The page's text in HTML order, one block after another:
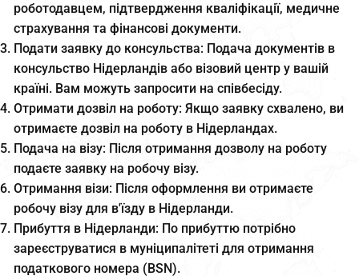
роботодавцем, підтвердження кваліфікації, медичне
страхування та фінансові документи.
Подати заявку до консульства: Подача документів в
консульство Нідерландів або візовий центр у вашій
країні. Вам можуть запросити на співбесіду.
Отримати дозвіл на роботу: Якщо заявку схвалено, ви
отримаєте дозвіл на роботу в Нідерландах.
Подача на візу: Після отримання дозволу на роботу
подаєте заявку на робочу візу.
Отримання візи: Після оформлення ви отримаєте
робочу візу для в'їзду в Нідерланди.
Прибуття в Нідерланди: По прибуттю потрібно
зареєструватися в муніципалітеті для отримання
податкового номера (BSN).